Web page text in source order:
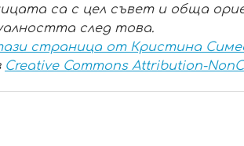
са с цел съвет и обща
след това.
страница от Кристина
Creative Commons Attribution-